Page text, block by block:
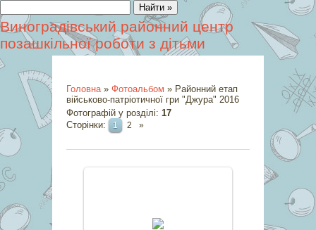
Виноградівський районний центр
позашкільної роботи з дітьми
Головна» Фотоальбом » Районний етап
військово-патріотичної гри "Джура" 2016
Фотографій у розділі: 17
Сторінки: 1 2 »